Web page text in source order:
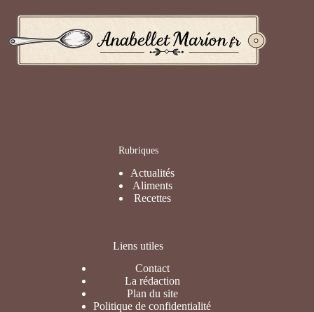
Rubriques
Actualités
Aliments
Recettes
Liens utiles
Contact
La rédaction
Plan du site
Politique de confidentialité